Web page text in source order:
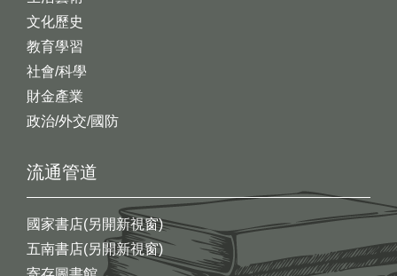
文化歷史
教育學習
社會/科學
財金產業
政治/外交/國防
流通管道
國家書店(另開新視窗)
五南書店(另開新視窗)